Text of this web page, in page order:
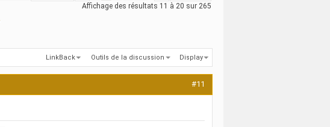
Affichage des résultats 11 à 20 sur 265
LinkBack Outils de la discussion Display
#11